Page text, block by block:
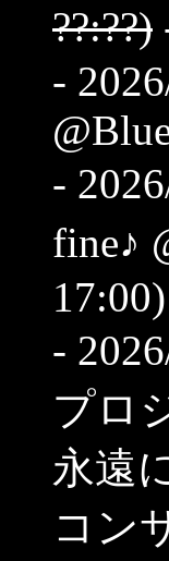
??:??)
-
-
fine♪
17:00)
-
プロ
永遠
コン